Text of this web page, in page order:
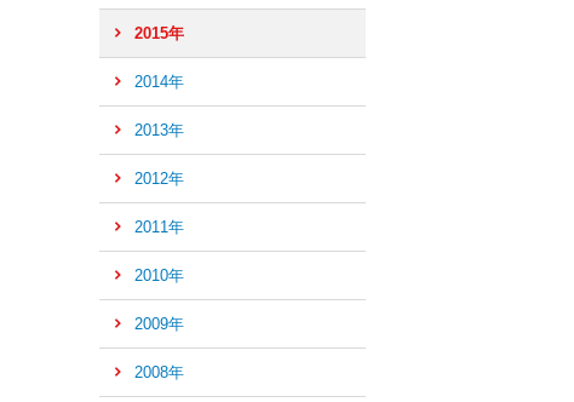
2015年
2014年
2013年
2012年
2011年
2010年
2009年
2008年